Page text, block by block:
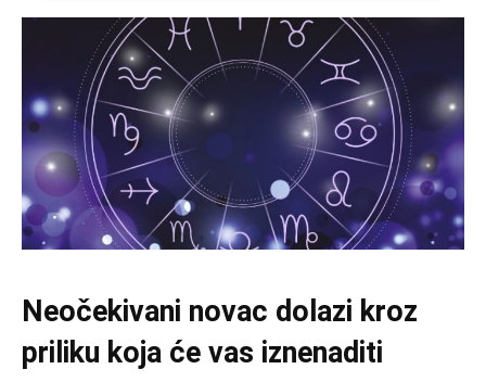
Neočekivani novac dolazi kroz
priliku koja će vas iznenaditi